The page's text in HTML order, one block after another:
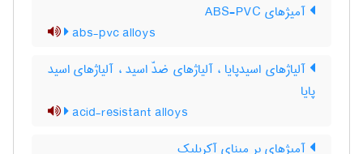
آمیژهای ABS-PVC
abs-pvc alloys
آلیاژهای اسیدپایا ، آلیاژهای ضدّ اسید ، آلیاژهای اسید
پایا
acid-resistant alloys
آمیژهای بر مبنای آکریلیک